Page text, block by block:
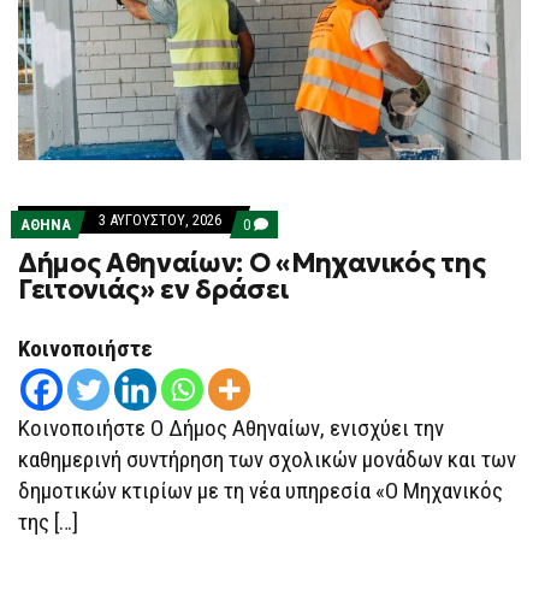
ΑΘΗΝΑ 3 ΑΥΓΟΎΣΤΟΥ, 2026 0 COMMENTS
ON
ΔΉΜΟΣ
ΑΘΗΝΑΊΩΝ:
Ο
Δήμος Αθηναίων: Ο «Μηχανικός της
Γειτονιάς» εν δράσει
Κοινοποιήστε
Κοινοποιήστε O Δήμος Αθηναίων, ενισχύει την
καθημερινή συντήρηση των σχολικών μονάδων και των
δημοτικών κτιρίων με τη νέα υπηρεσία «Ο Μηχανικός
της […]